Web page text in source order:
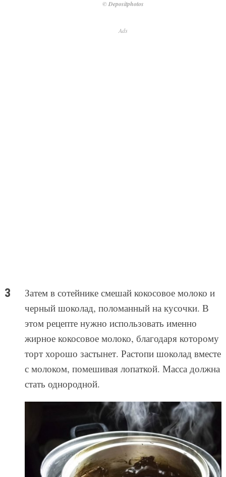
© Depositphotos
Ads
Затем в сотейнике смешай кокосовое молоко и
черный шоколад, поломанный на кусочки. В
этом рецепте нужно использовать именно
жирное кокосовое молоко, благодаря которому
торт хорошо застынет. Растопи шоколад вместе
с молоком, помешивая лопаткой. Масса должна
стать однородной.